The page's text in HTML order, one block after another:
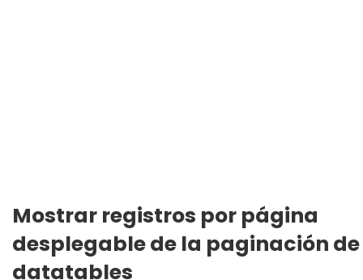
Mostrar registros por página
desplegable de la paginación de
datatables